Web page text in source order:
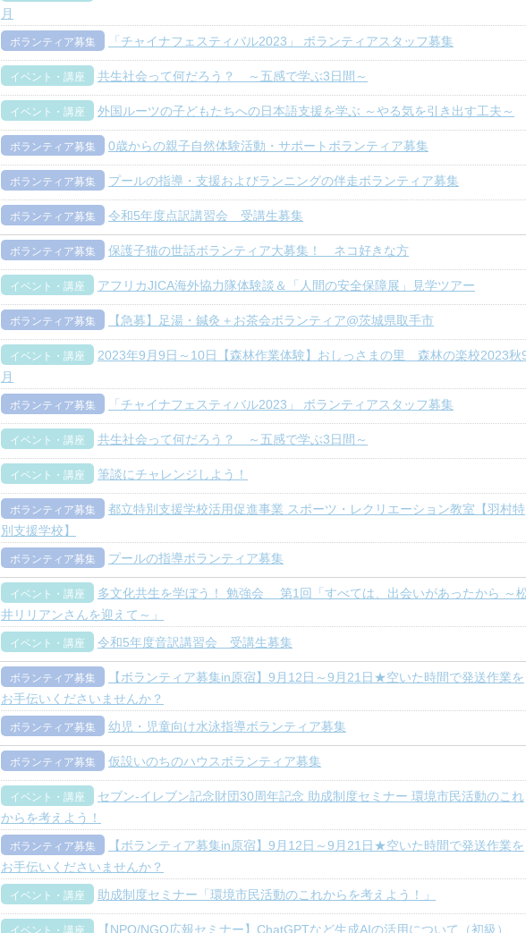
月
ボランティア募集 「チャイナフェスティバル2023」 ボランティアスタッフ募集
イベント・講座 共生社会って何だろう？ ～五感で学ぶ3日間～
イベント・講座 外国ルーツの子どもたちへの日本語支援を学ぶ ～やる気を引き出す工夫～
ボランティア募集 0歳からの親子自然体験活動・サポートボランティア募集
ボランティア募集 プールの指導・支援およびランニングの伴走ボランティア募集
ボランティア募集 令和5年度点訳講習会 受講生募集
ボランティア募集 保護子猫の世話ボランティア大募集！ ネコ好きな方
イベント・講座 アフリカJICA海外協力隊体験談＆「人間の安全保障展」見学ツアー
ボランティア募集 【急募】足湯・鍼灸＋お茶会ボランティア@茨城県取手市
イベント・講座
2023年9月9日～10日【森林作業体験】おしっさまの里 森林の楽校2023秋
月
ボランティア募集 「チャイナフェスティバル2023」 ボランティアスタッフ募集
イベント・講座 共生社会って何だろう？ ～五感で学ぶ3日間～
イベント・講座 筆談にチャレンジしよう！
ボランティア募集
都立特別支援学校活用促進事業 スポーツ・レクリエーション教室【羽村特
別支援学校】
ボランティア募集 プールの指導ボランティア募集
イベント・講座
多文化共生を学ぼう！ 勉強会 第1回「すべては、出会いがあったから ～
井リリアンさんを迎えて～」
イベント・講座 令和5年度音訳講習会 受講生募集
ボランティア募集
【ボランティア募集in原宿】9月12日～9月21日★空いた時間で発送作業を
お手伝いくださいませんか？
ボランティア募集 幼児・児童向け水泳指導ボランティア募集
ボランティア募集 仮設いのちのハウスボランティア募集
イベント・講座
セブン-イレブン記念財団30周年記念 助成制度セミナー 環境市民活動のこれ
からを考えよう！
ボランティア募集
【ボランティア募集in原宿】9月12日～9月21日★空いた時間で発送作業を
お手伝いくださいませんか？
イベント・講座 助成制度セミナー「環境市民活動のこれからを考えよう！」
イベント・講座 【NPO/NGO広報セミナー】ChatGPTなど生成AIの活用について（初級）